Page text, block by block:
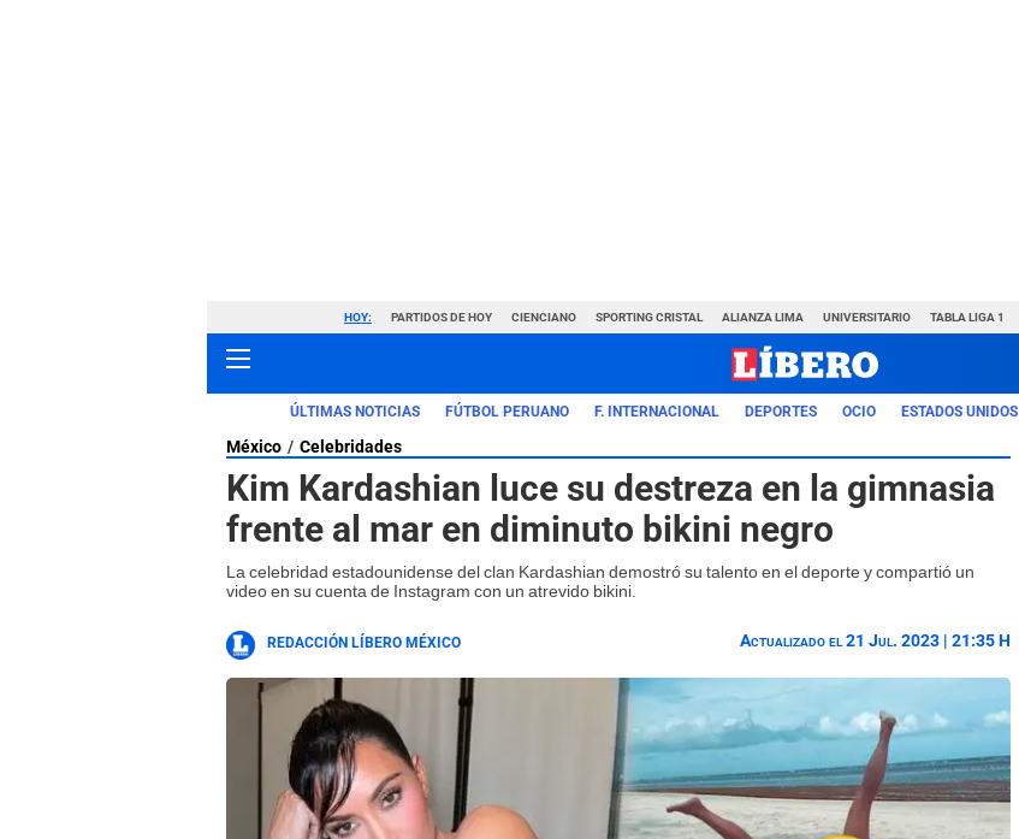
HOY: PARTIDOS DE HOY CIENCIANO SPORTING CRISTAL ALIANZA LIMA UNIVERSITARIO TABLA LIGA 1
ÚLTIMAS NOTICIAS FÚTBOL PERUANO F. INTERNACIONAL DEPORTES OCIO ESTADOS UNIDOS
México Celebridades
Kim Kardashian luce su destreza en la gimnasia
frente al mar en diminuto bikini negro
La celebridad estadounidense del clan Kardashian demostró su talento en el deporte y compartió un
video en su cuenta de Instagram con un atrevido bikini.
REDACCIÓN LÍBERO MÉXICO Actualizado el 21 Jul. 2023 | 21:35 H